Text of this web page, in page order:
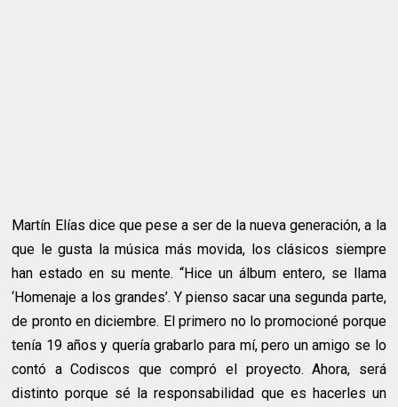
Martín Elías dice que pese a ser de la nueva generación, a la
que le gusta la música más movida, los clásicos siempre
han estado en su mente. “Hice un álbum entero, se llama
‘Homenaje a los grandes’. Y pienso sacar una segunda parte,
de pronto en diciembre. El primero no lo promocioné porque
tenía 19 años y quería grabarlo para mí, pero un amigo se lo
contó a Codiscos que compró el proyecto. Ahora, será
distinto porque sé la responsabilidad que es hacerles un